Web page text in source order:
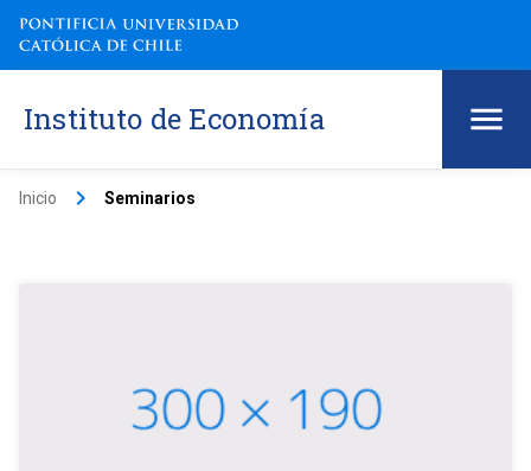
Instituto de Economía
Inicio keyboard_arrow_right Seminarios